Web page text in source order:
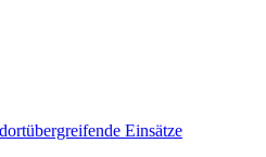
Einsätze